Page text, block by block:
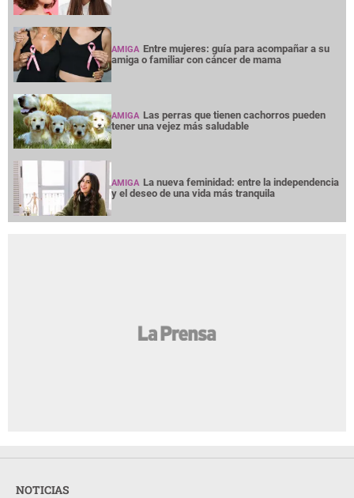
AMIGA Entre mujeres: guía para acompañar a su
amiga o familiar con cáncer de mama
AMIGA Las perras que tienen cachorros pueden
tener una vejez más saludable
AMIGA La nueva feminidad: entre la independencia
y el deseo de una vida más tranquila
NOTICIAS